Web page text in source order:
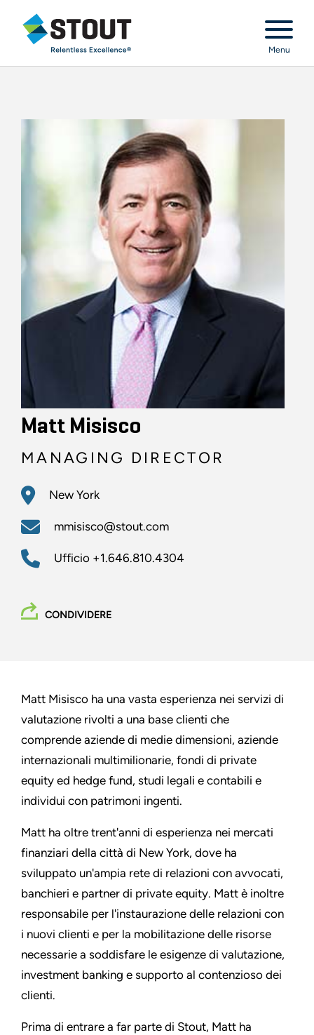
Stout Relentless Excellence
Menu
Matt Misisco
MANAGING DIRECTOR
New York
mmisisco@stout.com
Ufficio +1.646.810.4304
CONDIVIDERE
Matt Misisco ha una vasta esperienza nei servizi di
valutazione rivolti a una base clienti che
comprende aziende di medie dimensioni, aziende
internazionali multimilionarie, fondi di private
equity ed hedge fund, studi legali e contabili e
individui con patrimoni ingenti.
Matt ha oltre trent'anni di esperienza nei mercati
finanziari della città di New York, dove ha
sviluppato un'ampia rete di relazioni con avvocati,
banchieri e partner di private equity. Matt è inoltre
responsabile per l'instaurazione delle relazioni con
i nuovi clienti e per la mobilitazione delle risorse
necessarie a soddisfare le esigenze di valutazione,
investment banking e supporto al contenzioso dei
clienti.
Prima di entrare a far parte di Stout, Matt ha